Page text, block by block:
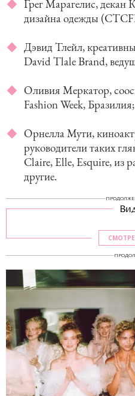
Грег Марагелис, декан
дизайна одежды
Дэвид Тлейл,
David Tlale Brand,
Оливия Меркатор,
Fashion Week, Бразилия;
Орнелла Мути,
руководители таких
Claire, Elle, Esquire, из
другие.